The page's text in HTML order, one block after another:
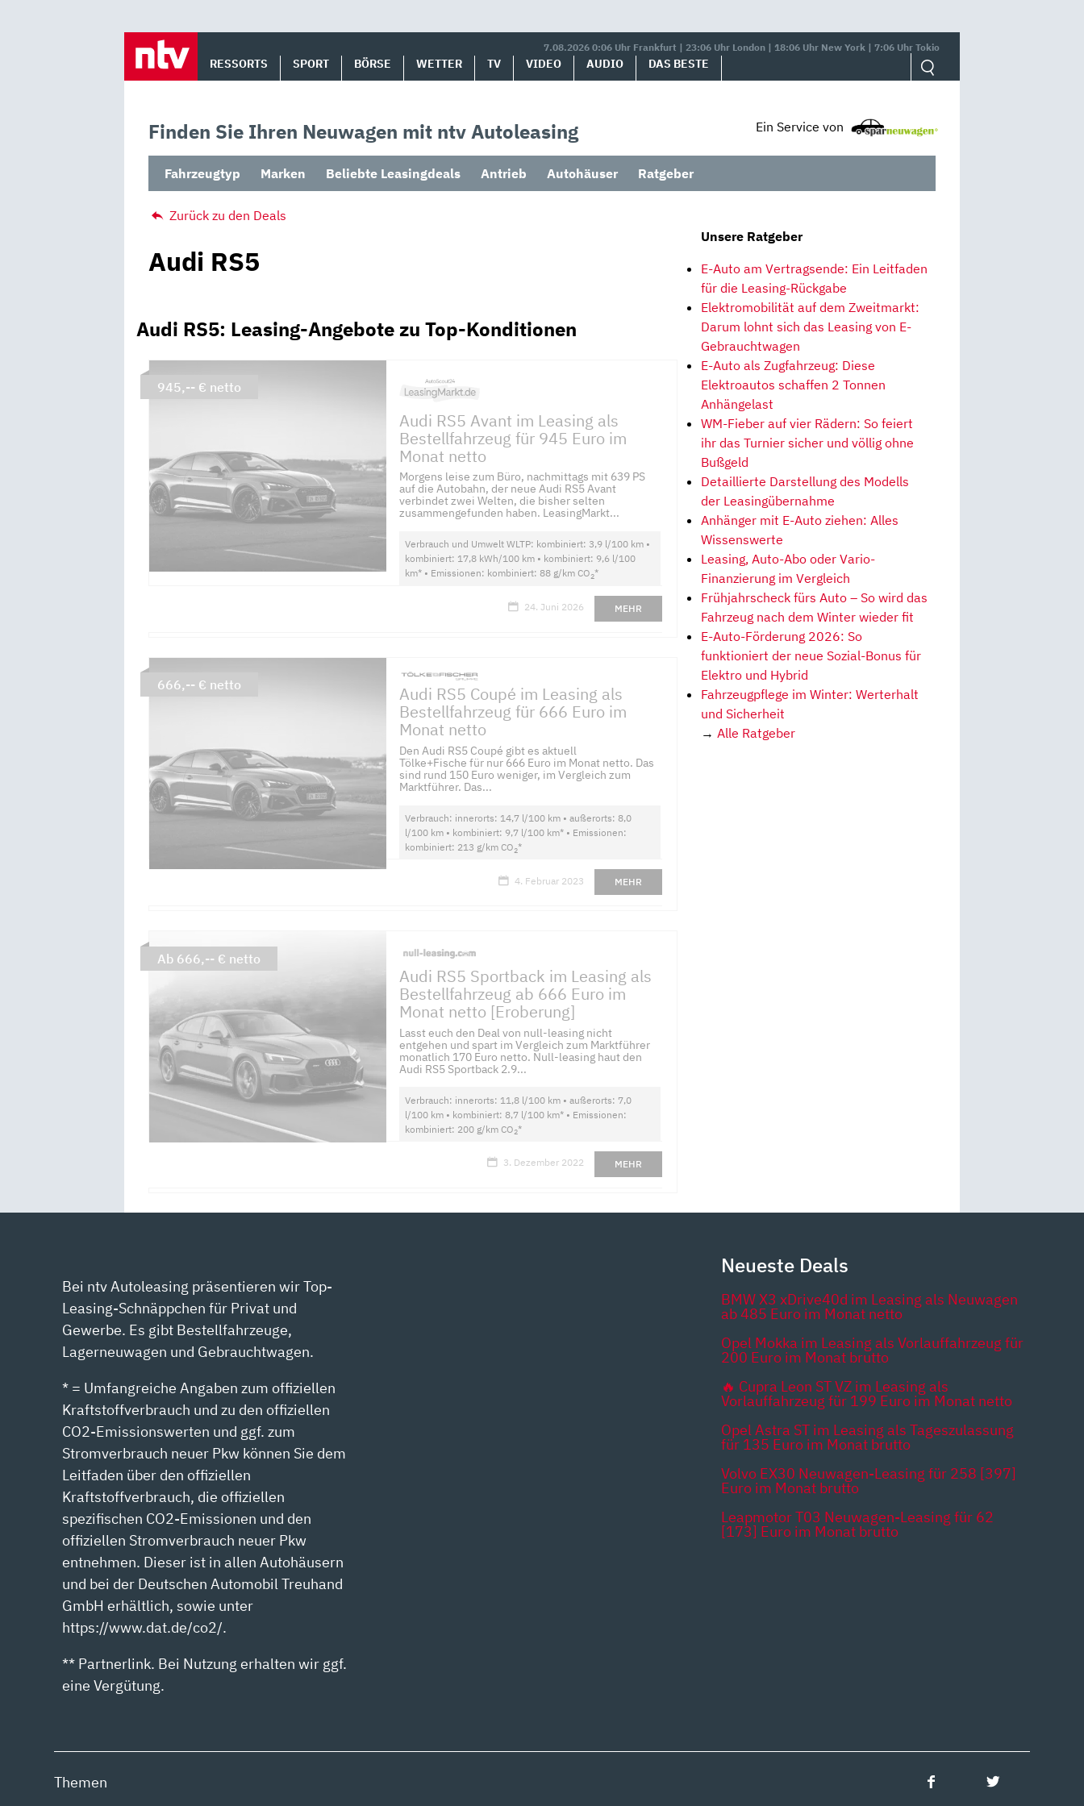
7.08.2026 0:06 Uhr Frankfurt | 23:06 Uhr London | 18:06 Uhr New York | 7:06 Uhr Tokio
RESSORTS SPORT BÖRSE WETTER TV VIDEO AUDIO DAS BESTE
Finden Sie Ihren Neuwagen mit ntv Autoleasing Ein Service von
Fahrzeugtyp Marken Beliebte Leasingdeals Antrieb Autohäuser Ratgeber
Zurück zu den Deals
Audi RS5
Audi RS5: Leasing-Angebote zu Top-Konditionen
Audi RS5 Avant im Leasing als
Bestellfahrzeug für 945 Euro im
Monat netto
Morgens leise zum Büro, nachmittags mit 639 PS
auf die Autobahn, der neue Audi RS5 Avant
verbindet zwei Welten, die bisher selten
zusammengefunden haben. LeasingMarkt...
Verbrauch und Umwelt WLTP: kombiniert: 3,9 l/100 km •
kombiniert: 17,8 kWh/100 km • kombiniert: 9,6 l/100
km* • Emissionen: kombiniert: 88 g/km CO2*
24. Juni 2026 MEHR
945,-- € netto
Audi RS5 Coupé im Leasing als
Bestellfahrzeug für 666 Euro im
Monat netto
Den Audi RS5 Coupé gibt es aktuell
Tölke+Fische für nur 666 Euro im Monat netto. Das
sind rund 150 Euro weniger, im Vergleich zum
Marktführer. Das...
Verbrauch: innerorts: 14,7 l/100 km • außerorts: 8,0
l/100 km • kombiniert: 9,7 l/100 km* • Emissionen:
kombiniert: 213 g/km CO2*
4. Februar 2023 MEHR
666,-- € netto
Audi RS5 Sportback im Leasing als
Bestellfahrzeug ab 666 Euro im
Monat netto [Eroberung]
Lasst euch den Deal von null-leasing nicht
entgehen und spart im Vergleich zum Marktführer
monatlich 170 Euro netto. Null-leasing haut den
Audi RS5 Sportback 2.9...
Verbrauch: innerorts: 11,8 l/100 km • außerorts: 7,0
l/100 km • kombiniert: 8,7 l/100 km* • Emissionen:
kombiniert: 200 g/km CO2*
3. Dezember 2022 MEHR
Ab 666,-- € netto
Unsere Ratgeber
E-Auto am Vertragsende: Ein Leitfaden
für die Leasing-Rückgabe
Elektromobilität auf dem Zweitmarkt:
Darum lohnt sich das Leasing von E-
Gebrauchtwagen
E-Auto als Zugfahrzeug: Diese
Elektroautos schaffen 2 Tonnen
Anhängelast
WM-Fieber auf vier Rädern: So feiert
ihr das Turnier sicher und völlig ohne
Bußgeld
Detaillierte Darstellung des Modells
der Leasingübernahme
Anhänger mit E-Auto ziehen: Alles
Wissenswerte
Leasing, Auto-Abo oder Vario-
Finanzierung im Vergleich
Frühjahrscheck fürs Auto – So wird das
Fahrzeug nach dem Winter wieder fit
E-Auto-Förderung 2026: So
funktioniert der neue Sozial-Bonus für
Elektro und Hybrid
Fahrzeugpflege im Winter: Werterhalt
und Sicherheit
→ Alle Ratgeber
Bei ntv Autoleasing präsentieren wir Top-
Leasing-Schnäppchen für Privat und
Gewerbe. Es gibt Bestellfahrzeuge,
Lagerneuwagen und Gebrauchtwagen.
* = Umfangreiche Angaben zum offiziellen
Kraftstoffverbrauch und zu den offiziellen
CO2-Emissionswerten und ggf. zum
Stromverbrauch neuer Pkw können Sie dem
Leitfaden über den offiziellen
Kraftstoffverbrauch, die offiziellen
spezifischen CO2-Emissionen und den
offiziellen Stromverbrauch neuer Pkw
entnehmen. Dieser ist in allen Autohäusern
und bei der Deutschen Automobil Treuhand
GmbH erhältlich, sowie unter
https://www.dat.de/co2/.
** Partnerlink. Bei Nutzung erhalten wir ggf.
eine Vergütung.
Neueste Deals
BMW X3 xDrive40d im Leasing als Neuwagen
ab 485 Euro im Monat netto
Opel Mokka im Leasing als Vorlauffahrzeug für
200 Euro im Monat brutto
🔥 Cupra Leon ST VZ im Leasing als
Vorlauffahrzeug für 199 Euro im Monat netto
Opel Astra ST im Leasing als Tageszulassung
für 135 Euro im Monat brutto
Volvo EX30 Neuwagen-Leasing für 258 [397]
Euro im Monat brutto
Leapmotor T03 Neuwagen-Leasing für 62
[173] Euro im Monat brutto
Themen